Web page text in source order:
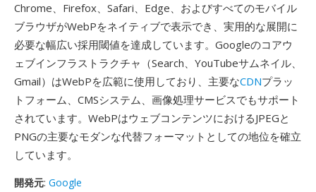
Chrome、Firefox、Safari、Edge、およびすべてのモバイル
ブラウザがWebPをネイティブで表示でき、実用的な展開に
必要な幅広い採用閾値を達成しています。Googleのコアウ
ェブインフラストラクチャ（Search、YouTubeサムネイル、
Gmail）はWebPを広範に使用しており、主要なCDNプラッ
トフォーム、CMSシステム、画像処理サービスでもサポート
されています。WebPはウェブコンテンツにおけるJPEGと
PNGの主要なモダンな代替フォーマットとしての地位を確立
しています。
開発元: Google